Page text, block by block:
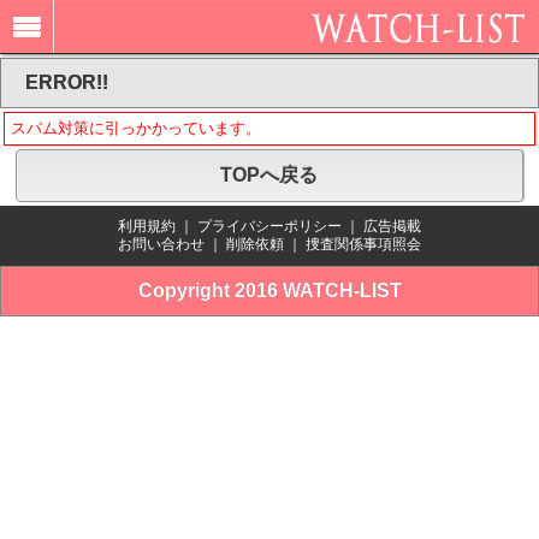
ERROR!!
スパム対策に引っかかっています。
TOPへ戻る
利用規約 プライバシーポリシー
広告掲載
お問い合わせ
削除依頼 捜査関係事項照会
Copyright 2016 WATCH-LIST